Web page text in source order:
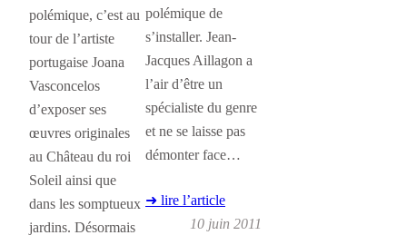
polémique, c’est au
tour de l’artiste
portugaise Joana
Vasconcelos
d’exposer ses
œuvres originales
au Château du roi
Soleil ainsi que
dans les somptueux
jardins. Désormais
polémique de
s’installer. Jean-
Jacques Aillagon a
l’air d’être un
spécialiste du genre
et ne se laisse pas
démonter face…
➜ lire l’article
10 juin 2011